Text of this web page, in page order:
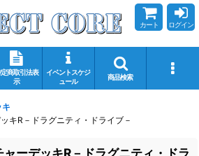
カート ログイン
商取引法表
示
イベントスケジ
ュール
商品検索
キR－ドラグニティ・ドライブ－
ャーデッキR－ドラグニティ・ドラ